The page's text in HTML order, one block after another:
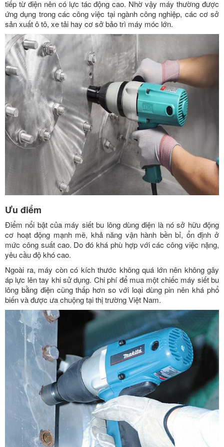
tiếp từ điện nên có lực tác động cao. Nhờ vậy máy thường được
ứng dụng trong các công việc tại ngành công nghiệp, các cơ sở
sản xuất ô tô, xe tải hay cơ sở bảo trì máy móc lớn.
Ưu điểm
Điểm nổi bật của máy siết bu lông dùng điện là nó sở hữu động
cơ hoạt động mạnh mẽ, khả năng vận hành bền bỉ, ổn định ở
mức công suất cao. Do đó khá phù hợp với các công việc nặng,
yêu cầu độ khó cao.
Ngoài ra, máy còn có kích thước không quá lớn nên không gây
áp lực lên tay khi sử dụng. Chi phí để mua một chiếc máy siết bu
lông bằng điện cũng thấp hơn so với loại dùng pin nên khá phổ
biến và được ưa chuộng tại thị trường Việt Nam.